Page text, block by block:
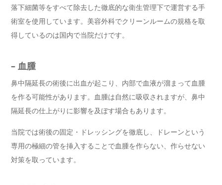
落下細菌等をすべて除去した徹底的な衛生管理下で運営する手
術室を使用しています。美容外科でクリーンルームの規格を取
得しているのは国内で当院だけです。
– 血腫
鼻中隔延長の術後に出血が起こり、内部で血液が溜まって血腫
を作る可能性があります。血腫は自然に吸収されますが、鼻中
隔延長の仕上がりに影響を及ぼす場合もあります。
当院では術後の固定・ドレッシングを徹底し、ドレーンという
専用の極細の管を挿入することで血腫を作らない、作らせない
対策を取っています。